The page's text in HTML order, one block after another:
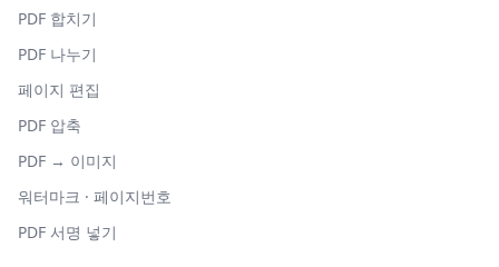
PDF 합치기
PDF 나누기
페이지 편집
PDF 압축
PDF → 이미지
워터마크 · 페이지번호
PDF 서명 넣기